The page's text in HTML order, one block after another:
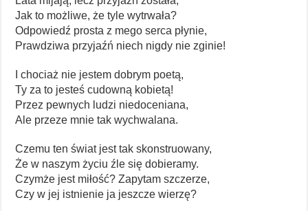
Jak to możliwe, że tyle wytrwała?
Odpowiedź prosta z mego serca płynie,
Prawdziwa przyjaźń niech nigdy nie zginie!
I chociaż nie jestem dobrym poetą,
Ty za to jesteś cudowną kobietą!
Przez pewnych ludzi niedoceniana,
Ale przeze mnie tak wychwalana.
Czemu ten świat jest tak skonstruowany,
Że w naszym życiu źle się dobieramy.
Czymże jest miłość? Zapytam szczerze,
Czy w jej istnienie ja jeszcze wierzę?